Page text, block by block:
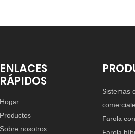
ENLACES
RÁPIDOS
Hogar
Productos
Sobre nosotros
Sistemas
Farola
Farola